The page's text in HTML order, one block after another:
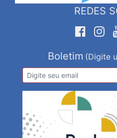
REDES
Boletim (Digite